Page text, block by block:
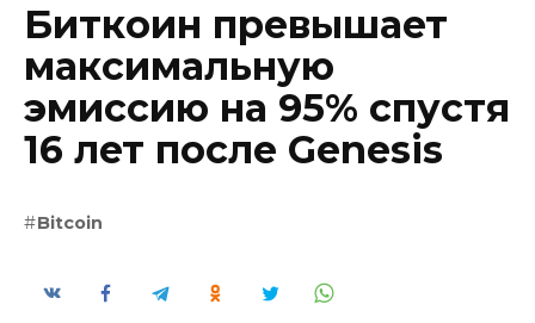
Биткоин превышает
максимальную
эмиссию на 95% спустя
16 лет после Genesis
Bitcoin